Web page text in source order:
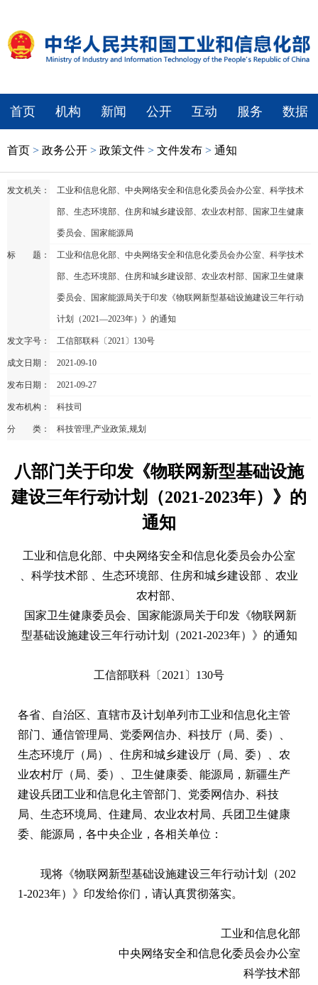
首页 机构 新闻 公开 互动 服务 数据
首页 > 政务公开 > 政策文件 > 文件发布 > 通知
发文机关： 工业和信息化部、中央网络安全和信息化委员会办公室、科学技术
部、生态环境部、住房和城乡建设部、农业农村部、国家卫生健康
委员会、国家能源局
标 题： 工业和信息化部、中央网络安全和信息化委员会办公室、科学技术
部、生态环境部、住房和城乡建设部、农业农村部、国家卫生健康
委员会、国家能源局关于印发《物联网新型基础设施建设三年行动
计划（2021—2023年）》的通知
发文字号： 工信部联科〔2021〕130号
成文日期： 2021-09-10
发布日期： 2021-09-27
发布机构： 科技司
分 类： 科技管理,产业政策,规划
八部门关于印发《物联网新型基础设施
建设三年行动计划（2021-2023年）》的
通知
工业和信息化部、中央网络安全和信息化委员会办公室
、科学技术部 、生态环境部、住房和城乡建设部 、农业
农村部、
国家卫生健康委员会、国家能源局关于印发《物联网新
型基础设施建设三年行动计划（2021-2023年）》的通知
工信部联科〔2021〕130号
各省、自治区、直辖市及计划单列市工业和信息化主管
部门、通信管理局、党委网信办、科技厅（局、委）、
生态环境厅（局）、住房和城乡建设厅（局、委）、农
业农村厅（局、委）、卫生健康委、能源局，新疆生产
建设兵团工业和信息化主管部门、党委网信办、科技
局、生态环境局、住建局、农业农村局、兵团卫生健康
委、能源局，各中央企业，各相关单位：
现将《物联网新型基础设施建设三年行动计划（202
1-2023年）》印发给你们，请认真贯彻落实。
工业和信息化部
中央网络安全和信息化委员会办公室
科学技术部